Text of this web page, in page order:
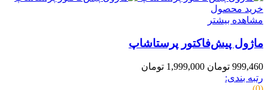
خرید محصول
مشاهده بیشتر
ماژول پیش‌فاکتور پرستاشاپ
999,460 تومان
1,999,000 تومان
رتبه بندی: